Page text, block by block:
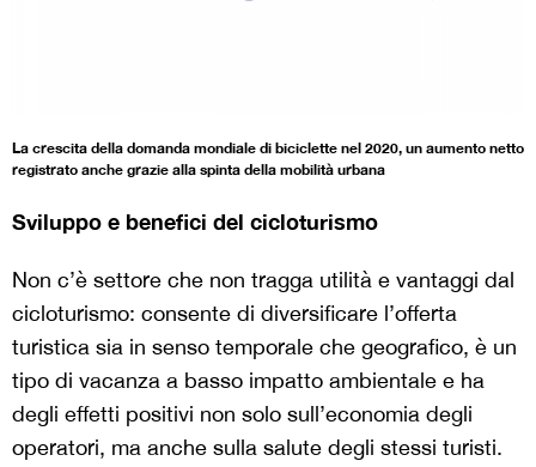
La crescita della domanda mondiale di biciclette nel 2020, un aumento netto
registrato anche grazie alla spinta della mobilità urbana
Sviluppo e benefici del cicloturismo
Non c’è settore che non tragga utilità e vantaggi dal
cicloturismo: consente di diversificare l’offerta
turistica sia in senso temporale che geografico, è un
tipo di vacanza a basso impatto ambientale e ha
degli effetti positivi non solo sull’economia degli
operatori, ma anche sulla salute degli stessi turisti.